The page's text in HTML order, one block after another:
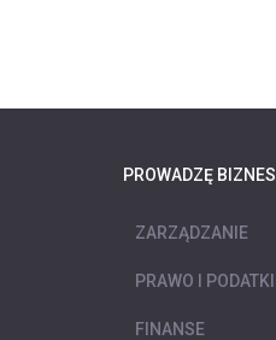
PROWADZĘ BIZNES
ZARZĄDZANIE
PRAWO I PODATKI
FINANSE